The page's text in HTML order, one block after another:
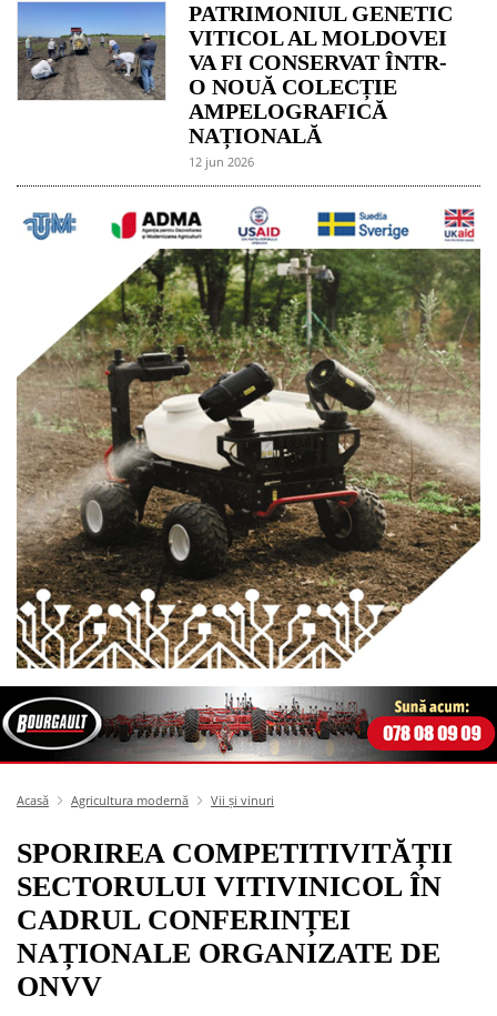
PATRIMONIUL GENETIC
VITICOL AL MOLDOVEI
VA FI CONSERVAT ÎNTR-
O NOUĂ COLECȚIE
AMPELOGRAFICĂ
NAȚIONALĂ
12 jun 2026
Acasă Agricultura modernă Vii și vinuri
SPORIREA COMPETITIVITĂȚII
SECTORULUI VITIVINICOL ÎN
CADRUL CONFERINȚEI
NAȚIONALE ORGANIZATE DE
ONVV